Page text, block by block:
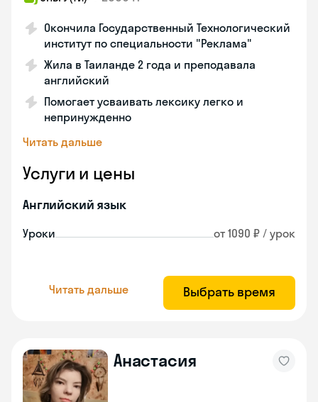
Окончила Государственный Технологический
институт по специальности "Реклама"
Жила в Таиланде 2 года и преподавала
английский
Помогает усваивать лексику легко и
непринужденно
Читать дальше
Услуги и цены
Английский язык
Уроки от 1090 ₽ / урок
Читать дальше Выбрать время
Анастасия